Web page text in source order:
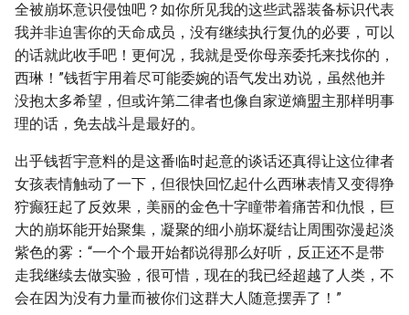
全被崩坏意识侵蚀吧？如你所见我的这些武器装备标识代表
我并非迫害你的天命成员，没有继续执行复仇的必要，可以
的话就此收手吧！更何况，我就是受你母亲委托来找你的，
西琳！”钱哲宇用着尽可能委婉的语气发出劝说，虽然他并
没抱太多希望，但或许第二律者也像自家逆熵盟主那样明事
理的话，免去战斗是最好的。
出乎钱哲宇意料的是这番临时起意的谈话还真得让这位律者
女孩表情触动了一下，但很快回忆起什么西琳表情又变得狰
狞癫狂起了反效果，美丽的金色十字瞳带着痛苦和仇恨，巨
大的崩坏能开始聚集，凝聚的细小崩坏凝结让周围弥漫起淡
紫色的雾：“一个个最开始都说得那么好听，反正还不是带
走我继续去做实验，很可惜，现在的我已经超越了人类，不
会在因为没有力量而被你们这群大人随意摆弄了！”